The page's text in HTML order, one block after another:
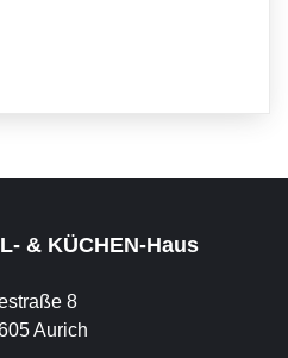
& KÜCHEN-Haus
8
Aurich